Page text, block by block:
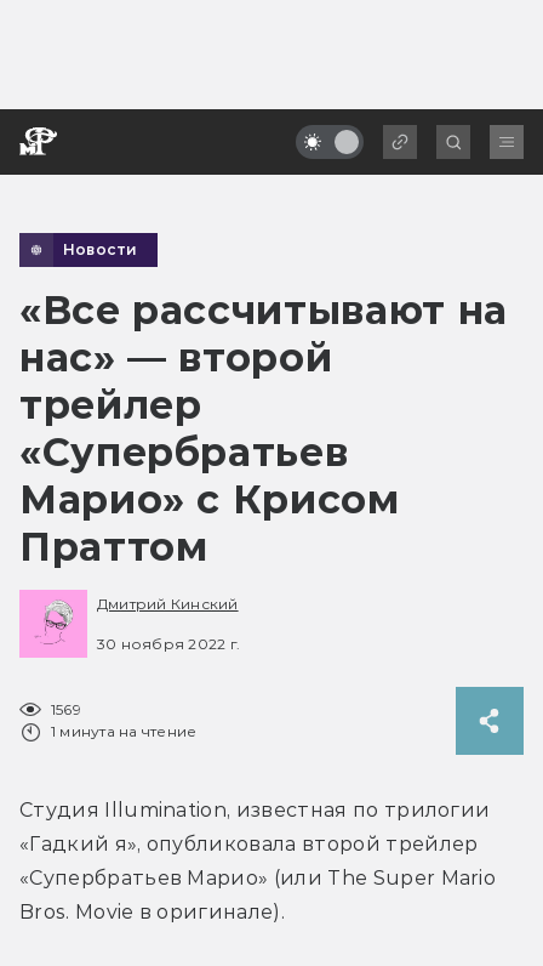
Новости
«Все рассчитывают на
нас» — второй
трейлер
«Супербратьев
Марио» с Крисом
Праттом
Дмитрий Кинский
30 ноября 2022 г.
1569
1 минута на чтение
Студия Illumination, известная по трилогии
«Гадкий я», опубликовала второй трейлер
«Супербратьев Марио» (или The Super Mario
Bros. Movie в оригинале).